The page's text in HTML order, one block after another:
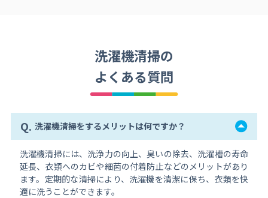
洗濯機清掃の
よくある質問
Q. 洗濯機清掃をするメリットは何ですか？
洗濯機清掃には、洗浄力の向上、臭いの除去、洗濯槽の寿命
延長、衣類へのカビや細菌の付着防止などのメリットがあり
ます。定期的な清掃により、洗濯機を清潔に保ち、衣類を快
適に洗うことができます。